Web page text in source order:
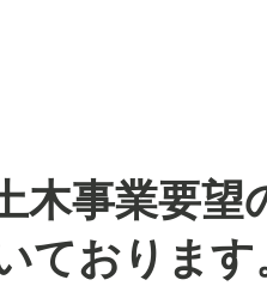
木事業要望
ております